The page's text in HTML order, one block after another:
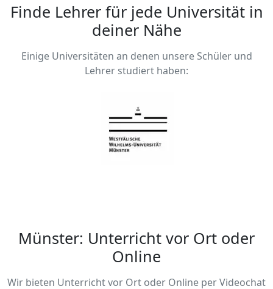
Finde Lehrer für jede Universität in
deiner Nähe
Einige Universitäten an denen unsere Schüler und
Lehrer studiert haben:
Münster: Unterricht vor Ort oder
Online
Wir bieten Unterricht vor Ort oder Online per Videochat